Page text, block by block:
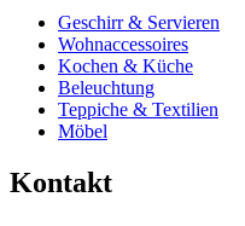
Geschirr & Servieren
Wohnaccessoires
Kochen & Küche
Beleuchtung
Teppiche & Textilien
Möbel
Kontakt